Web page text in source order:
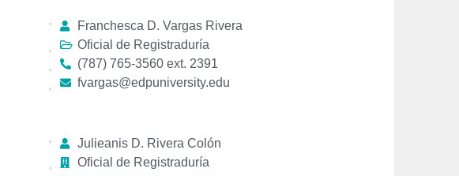
Franchesca D. Vargas Rivera
Oficial de Registraduría
(787) 765-3560 ext. 2391
fvargas@edpuniversity.edu
Julieanis D. Rivera Colón
Oficial de Registraduría